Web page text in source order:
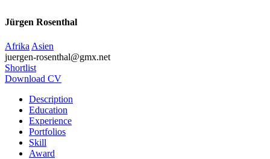
Jürgen Rosenthal
Afrika Asien
juergen-rosenthal@gmx.net
Shortlist
Download CV
Description
Education
Experience
Portfolios
Skill
Award